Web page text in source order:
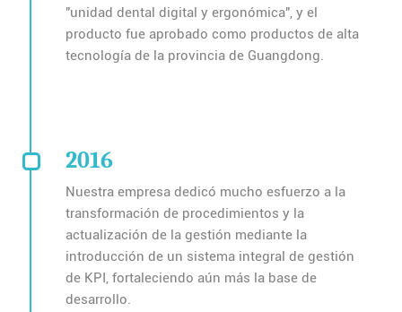
"unidad dental digital y ergonómica", y el
producto fue aprobado como productos de alta
tecnología de la provincia de Guangdong.
2016
Nuestra empresa dedicó mucho esfuerzo a la
transformación de procedimientos y la
actualización de la gestión mediante la
introducción de un sistema integral de gestión
de KPI, fortaleciendo aún más la base de
desarrollo.